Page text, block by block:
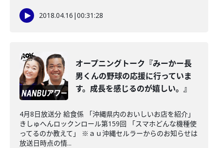
2018.04.16 |00:31:28
オープニングトーク『みーかー長
男くんの野球の応援に行っていま
す。成長を感じるのが嬉しい。』
4月8日放送分 給食係 「沖縄県内のおいしいお店を紹介」
きしゅへんロックンロール第159回 「スマホどんな機種使
ってるのか教えて」 ※ａｕ沖縄セルラーからのお知らせは
放送日時点の情...